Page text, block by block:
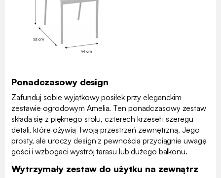
Ponadczasowy design
Zafunduj sobie wyjątkowy posiłek przy eleganckim
zestawie ogrodowym Amelia. Ten ponadczasowy zestaw
składa się z pięknego stołu, czterech krzeseł i szeregu
detali, które ożywią Twoją przestrzeń zewnętrzną. Jego
prosty, ale uroczy design z pewnością przyciągnie uwagę
gości i wzbogaci wystrój tarasu lub dużego balkonu.
Wytrzymały zestaw do użytku na zewnątrz